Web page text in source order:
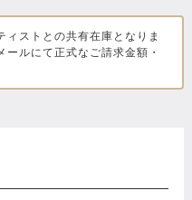
ィストとの共有在庫となりま
ルにて正式なご請求金額・